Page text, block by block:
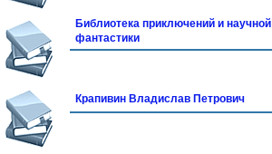
Библиотека приключений и научной
фантастики
Крапивин Владислав Петрович